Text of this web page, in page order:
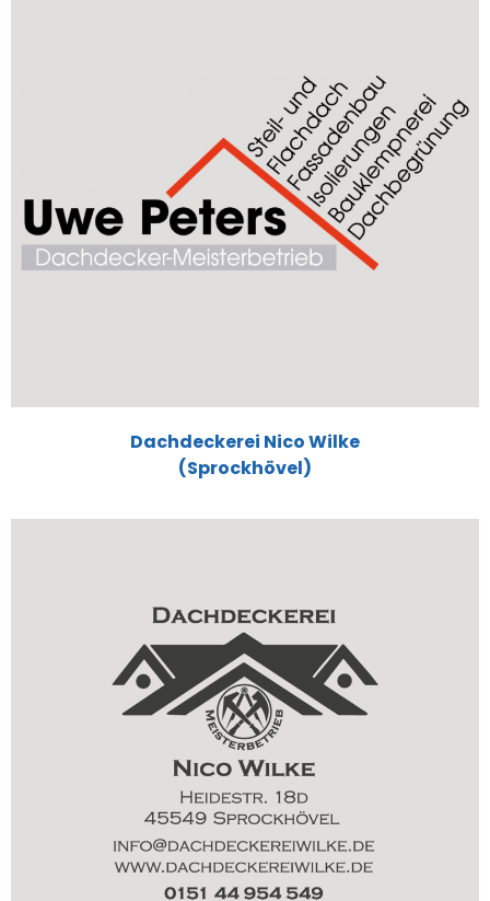
Dachdeckerei Nico Wilke
(Sprockhövel)